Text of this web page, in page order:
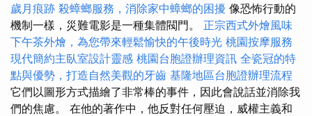
歲月痕跡 殺蟑螂服務，消除家中蟑螂的困擾 像恐怖行動的
機制一樣，災難電影是一種集體閥門。 正宗西式外燴風味
下午茶外燴，為您帶來輕鬆愉快的午後時光 桃園按摩服務
現代簡約主臥室設計靈感 桃園台胞證辦理資訊 全瓷冠的特
點與優勢，打造自然美觀的牙齒 基隆地區台胞證辦理流程
它們以圖形方式描繪了非常棒的事件，因此會說話並消除我
們的焦慮。 在他的著作中，他反對任何壓迫，威權主義和